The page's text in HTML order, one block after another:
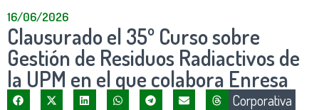
16/06/2026
Clausurado el 35º Curso sobre
Gestión de Residuos Radiactivos de
la UPM en el que colabora Enresa
Corporativa